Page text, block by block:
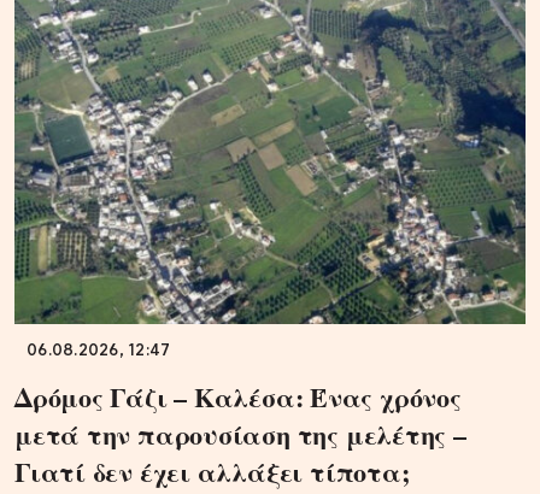
06.08.2026, 12:47
Δρόμος Γάζι – Καλέσα: Ένας χρόνος
μετά την παρουσίαση της μελέτης –
Γιατί δεν έχει αλλάξει τίποτα;